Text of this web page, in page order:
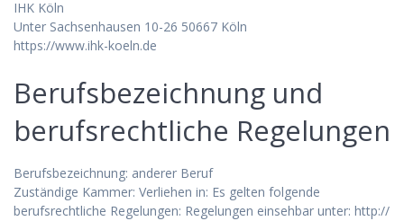
IHK Köln
Unter Sachsenhausen 10-26 50667 Köln
https://www.ihk-koeln.de
Berufsbezeichnung und
berufsrechtliche Regelungen
Berufsbezeichnung: anderer Beruf
Zuständige Kammer: Verliehen in: Es gelten folgende
berufsrechtliche Regelungen: Regelungen einsehbar unter: http://